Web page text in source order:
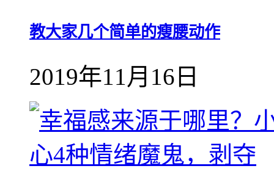
教大家几个简单的瘦腰动作
2019年11月16日